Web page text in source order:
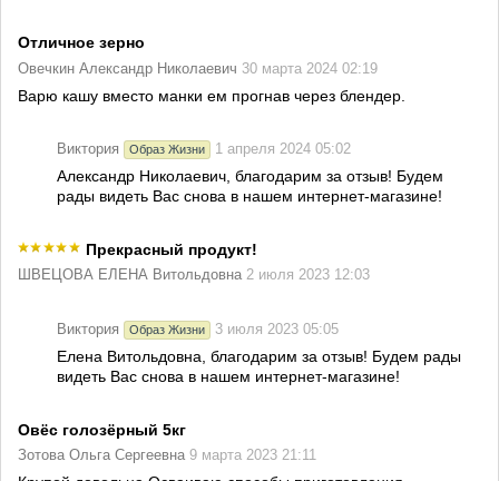
Отличное зерно
Овечкин Александр Николаевич 30 марта 2024 02:19
Варю кашу вместо манки ем прогнав через блендер.
Виктория Образ Жизни 1 апреля 2024 05:02
Александр Николаевич, благодарим за отзыв! Будем
рады видеть Вас снова в нашем интернет-магазине!
Прекрасный продукт!
ШВЕЦОВА ЕЛЕНА Витольдовна 2 июля 2023 12:03
Виктория Образ Жизни 3 июля 2023 05:05
Елена Витольдовна, благодарим за отзыв! Будем рады
видеть Вас снова в нашем интернет-магазине!
Овёс голозёрный 5кг
Зотова Ольга Сергеевна 9 марта 2023 21:11